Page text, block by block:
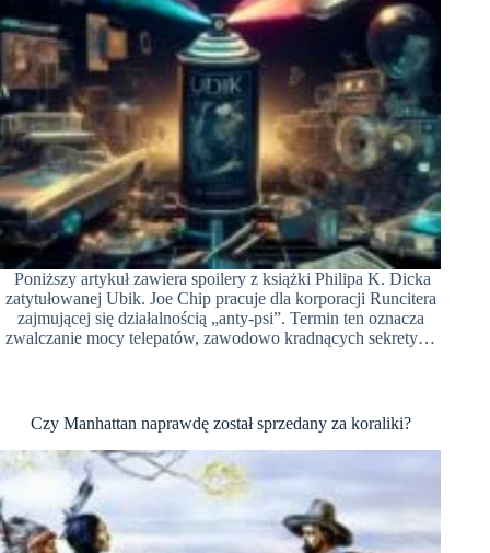
Poniższy artykuł zawiera spoilery z książki Philipa K. Dicka
zatytułowanej Ubik. Joe Chip pracuje dla korporacji Runcitera
zajmującej się działalnością „anty-psi”. Termin ten oznacza
zwalczanie mocy telepatów, zawodowo kradnących sekrety…
Czy Manhattan naprawdę został sprzedany za koraliki?